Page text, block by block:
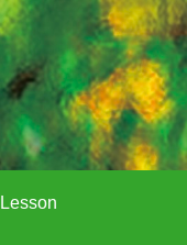
Lesson